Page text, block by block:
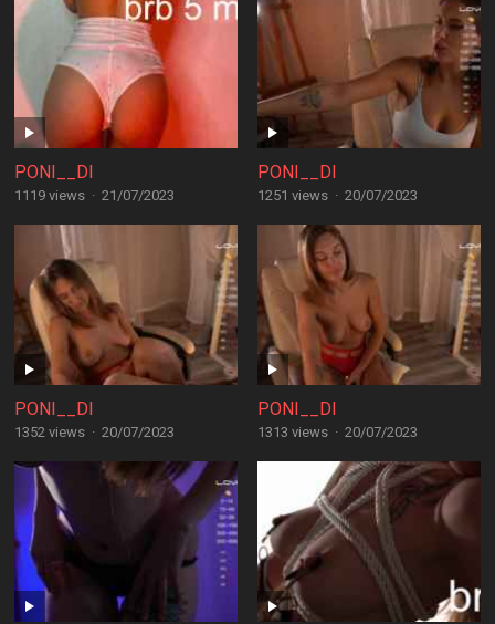
PONI__DI
1119 views · 21/07/2023
PONI__DI
1251 views · 20/07/2023
PONI__DI
1352 views · 20/07/2023
PONI__DI
1313 views · 20/07/2023